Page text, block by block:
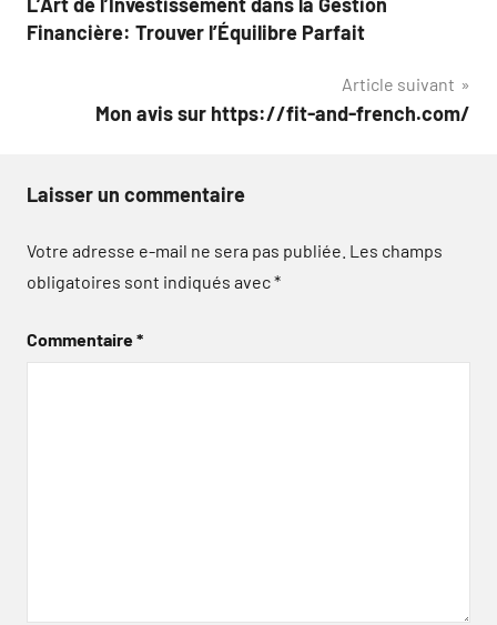
de
Financière: Trouver l’Équilibre Parfait
Article suivant
Mon avis sur https://fit-and-french.com/
Laisser un commentaire
Votre adresse e-mail ne sera pas publiée. Les champs
obligatoires sont indiqués avec*
Commentaire*